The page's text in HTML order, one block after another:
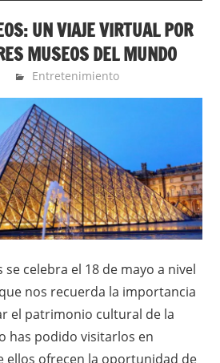
UN VIAJE VIRTUAL POR
MUSEOS DEL MUNDO
Ernesto Herrera
Entretenimiento
se celebra el 18 de mayo a nivel
nos recuerda la importancia
el patrimonio cultural de la
has podido visitarlos en
ellos ofrecen la oportunidad de